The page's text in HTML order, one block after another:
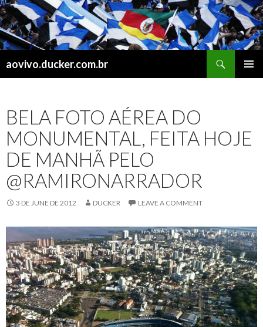
aovivo.ducker.com.br
BELA FOTO AÉREA DO
MONUMENTAL, FEITA HOJE
DE MANHÃ PELO
@RAMIRONARRADOR
3 DE JUNE DE 2012 DUCKER LEAVE A COMMENT